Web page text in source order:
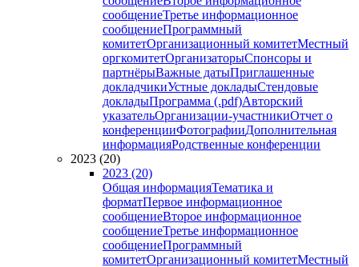
сообщениеТретье информационное
сообщениеПрограммный
комитетОрганизационный комитетМестный
оргкомитетОрганизаторыСпонсоры и
партнёрыВажные датыПриглашенные
докладчикиУстные докладыСтендовые
докладыПрограмма (.pdf)Авторский
указательОрганизации-участникиОтчет о
конференцииФотографииДополнительная
информацияРодственные конференции
2023 (20)
2023 (20)
Общая информацияТематика и
форматПервое информационное
сообщениеВторое информационное
сообщениеТретье информационное
сообщениеПрограммный
комитетОрганизационный комитетМестный